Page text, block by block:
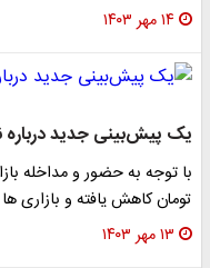
۱۴ مهر ۱۴۰۳
یک پیش‌بینی جدید
تومان کاهش یافته و بازاری
۱۳ مهر ۱۴۰۳